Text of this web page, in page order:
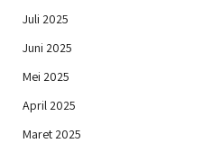
Juli 2025
Juni 2025
Mei 2025
April 2025
Maret 2025